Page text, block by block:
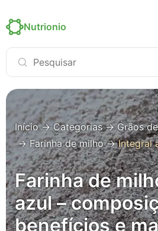
Nutrionio
Início→Categorias→Grãos
→Farinha de milho→Integral
Farinha de
azul –
benefícios e